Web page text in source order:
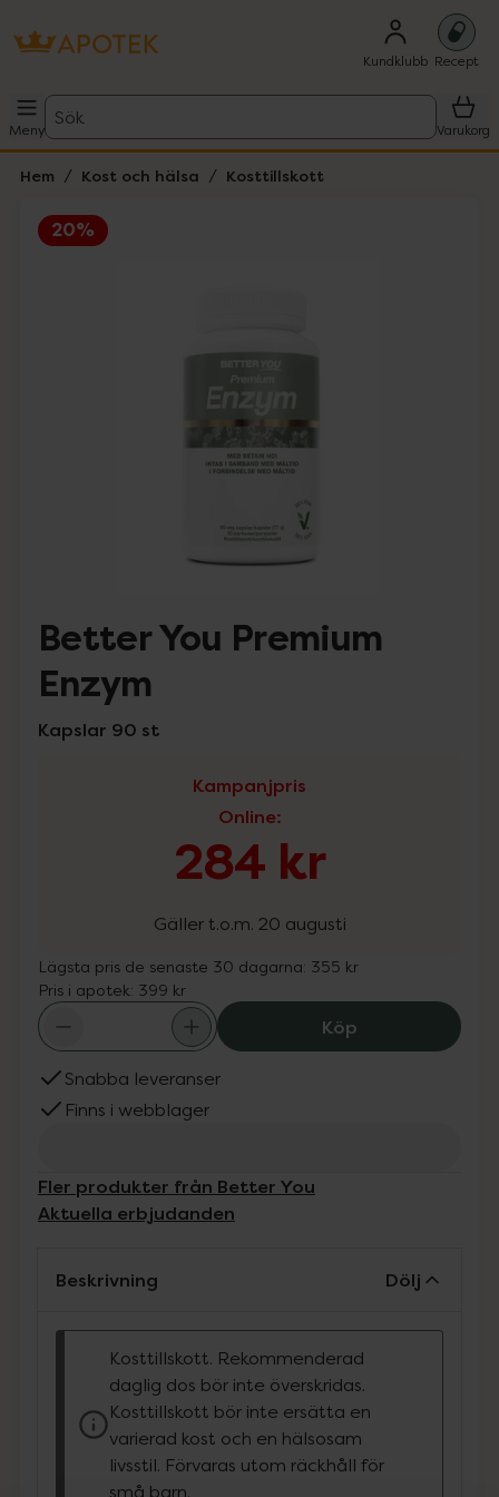
Kundklubb Recept
Meny
Sök
Varukorg
Hem Kost och hälsa Kosttillskott
20%
Better You Premium
Enzym
Kapslar 90 st
Kampanjpris
Online:
284 kr
Gäller t.o.m. 20 augusti
Lägsta pris de senaste 30 dagarna: 355 kr
Pris i apotek: 399 kr
KöpBetter You
Snabba leveranser
Finns i webblager
Fler produkter från Better You
Aktuella erbjudanden
Beskrivning Dölj
Kosttillskott. Rekommenderad
daglig dos bör inte överskridas.
Kosttillskott bör inte ersätta en
varierad kost och en hälsosam
livsstil. Förvaras utom räckhåll för
små barn.